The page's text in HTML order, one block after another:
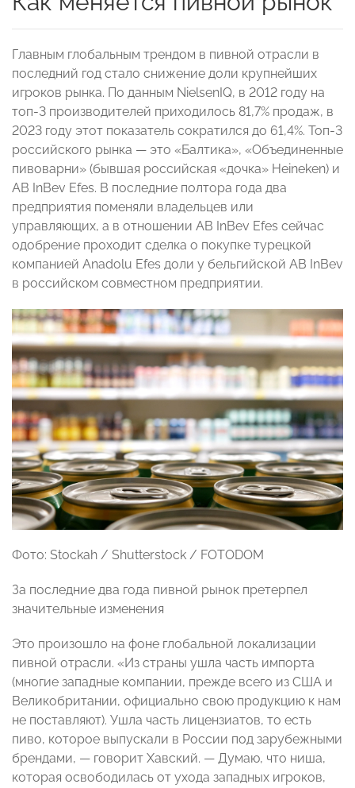
Главным глобальным трендом в пивной отрасли в
последний год стало снижение доли крупнейших
игроков рынка. По данным NielsenIQ, в 2012 году на
топ-3 производителей приходилось 81,7% продаж, в
2023 году этот показатель сократился до 61,4%. Топ-3
российского рынка — это «Балтика», «Объединенные
пивоварни» (бывшая российская «дочка» Heineken) и
AB InBev Efes. В последние полтора года два
предприятия поменяли владельцев или
управляющих, а в отношении AB InBev Efes сейчас
одобрение проходит сделка о покупке турецкой
компанией Anadolu Efes доли у бельгийской AB InBev
в российском совместном предприятии.
Фото: Stockah / Shutterstock / FOTODOM
За последние два года пивной рынок претерпел
значительные изменения
Это произошло на фоне глобальной локализации
пивной отрасли. «Из страны ушла часть импорта
(многие западные компании, прежде всего из США и
Великобритании, официально свою продукцию к нам
не поставляют). Ушла часть лицензиатов, то есть
пиво, которое выпускали в России под зарубежными
брендами, — говорит Хавский. — Думаю, что ниша,
которая освободилась от ухода западных игроков,